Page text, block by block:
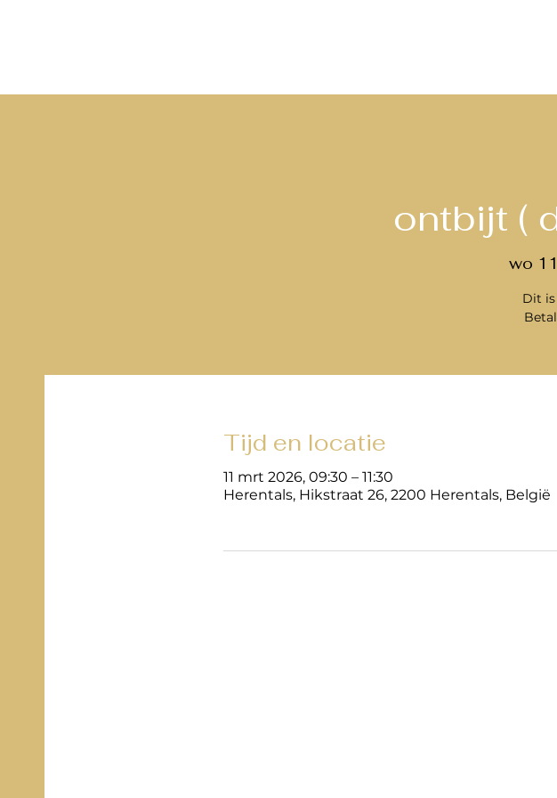
ontbijt (
wo
Dit is
Tijd en locatie
11 mrt 2026, 09:30 – 11:30
Herentals, Hikstraat 26, 2200 Herentals, België